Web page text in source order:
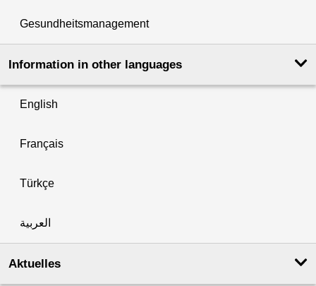
Gesundheitsmanagement
Information in other languages
English
Français
Türkçe
العربية
Aktuelles